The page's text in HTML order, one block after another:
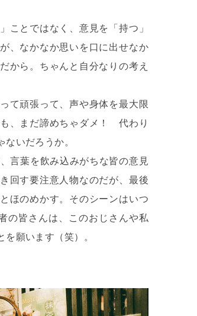
ことではなく、意見を「持つ」
、なかなか思いを口に出せなか
から。ちゃんと自分なりの考え
て頑張って、声や身体を最大限
、まだ諦めちゃダメ！ 代わり
いだろうか。
言葉を飲み込みがちな皆の意見
回す要注意人物なのだが、最後
ほのめかす。そのシーンはいつ
の皆さんは、このおじさんや私
願います（笑）。